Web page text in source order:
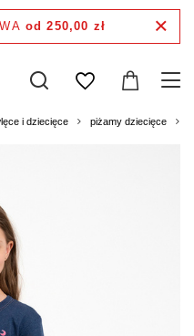
od 250,00 zł
i dziecięce piżamy dziecięce